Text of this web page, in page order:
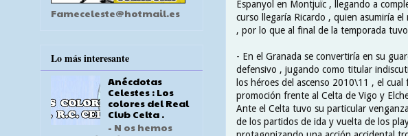
Espanyol en Montjuïc , llegando a
curso llegaría Ricardo , quien asumiría
, por lo que al final de la temporada
- En el Granada se convertiría en su
defensivo , jugando como titular
los héroes del ascenso 2010\11 , el cual
promoción frente al Celta de Vigo y
Ante el Celta tuvo su particular
de los partidos de ida y vuelta de los
Fameceleste@hotmail.es
Lo más interesante
Anécdotas
Celestes : Los
colores del Real
Club Celta .
- N os hemos